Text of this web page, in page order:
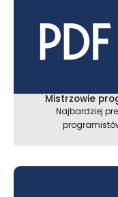
Mistrzowie
Najbardziej